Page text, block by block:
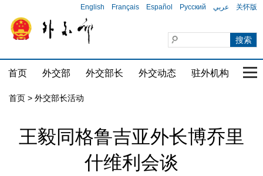
English Français Español Русский عربي 关怀版
首页 外交部 外交部长 外交动态 驻外机构 国
首页 > 外交部长活动
王毅同格鲁吉亚外长博乔里
什维利会谈